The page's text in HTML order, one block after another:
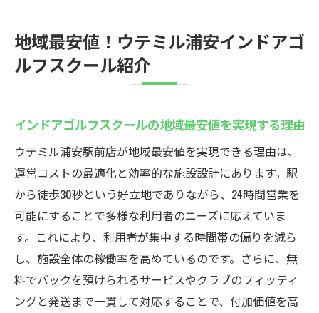
地域最安値！ウテミル浦安インドアゴ
ルフスクール紹介
インドアゴルフスクールの地域最安値を実現する理由
ウテミル浦安駅前店が地域最安値を実現できる理由は、
運営コストの最適化と効率的な施設設計にあります。駅
から徒歩30秒という好立地でありながら、24時間営業を
可能にすることで多様な利用者のニーズに応えていま
す。これにより、利用者が集中する時間帯の偏りを減ら
し、施設全体の稼働率を高めているのです。さらに、無
料でバックを預けられるサービスやクラブのフィッティ
ングと発送まで一貫して対応することで、付加価値を高